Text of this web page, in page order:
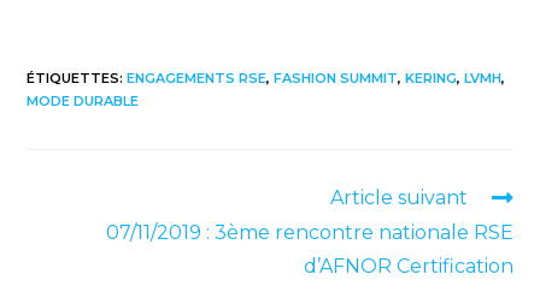
ÉTIQUETTES:ENGAGEMENTS RSE, FASHION SUMMIT, KERING, LVMH,
MODE DURABLE
Article suivant
07/11/2019 : 3ème rencontre nationale RSE
d’AFNOR Certification